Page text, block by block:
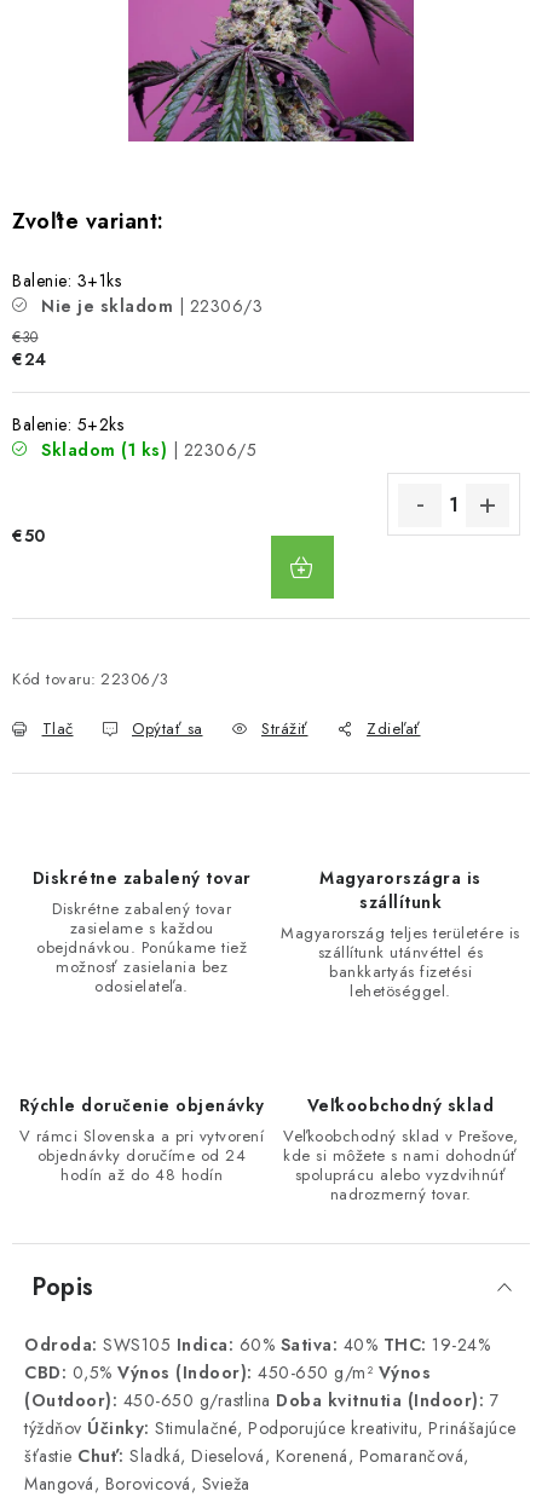
Veľkoobchod
Formulár na odstúpenie od zmluvy
Odstúpenie od zmluvy online
Balenie: 3+1ks
Nie je skladom
| 22306/3
€30
€24
Balenie: 5+2ks
Skladom (1 ks) | 22306/5
€50
Kód tovaru: 22306/3
Tlač Opýtať sa Strážiť Zdieľať
Diskrétne zabalený tovar
Diskrétne zabalený tovar
zasielame s každou
obejdnávkou. Ponúkame tiež
možnosť zasielania bez
odosielateľa.
Magyarországra is
szállítunk
Magyarország teljes területére is
szállítunk utánvéttel és
bankkartyás fizetési
lehetöséggel.
Rýchle doručenie objenávky
V rámci Slovenska a pri vytvorení
objednávky doručíme od 24
hodín až do 48 hodín
Veľkoobchodný sklad
Veľkoobchodný sklad v Prešove,
kde si môžete s nami dohodnúť
spoluprácu alebo vyzdvihnúť
nadrozmerný tovar.
Popis
Odroda: SWS105 Indica: 60% Sativa: 40% THC: 19-24%
CBD: 0,5% Výnos (Indoor): 450-650 g/m² Výnos
(Outdoor): 450-650 g/rastlina Doba kvitnutia (Indoor): 7
týždňov Účinky: Stimulačné, Podporujúce kreativitu, Prinášajúce
šťastie Chuť: Sladká, Dieselová, Korenená, Pomarančová,
Mangová, Borovicová, Svieža